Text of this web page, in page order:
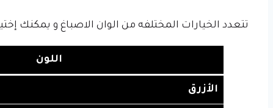
تتعدد الخيارات المختلفه من الوان الاصباغ و يمكنك
اللون
الأزرق